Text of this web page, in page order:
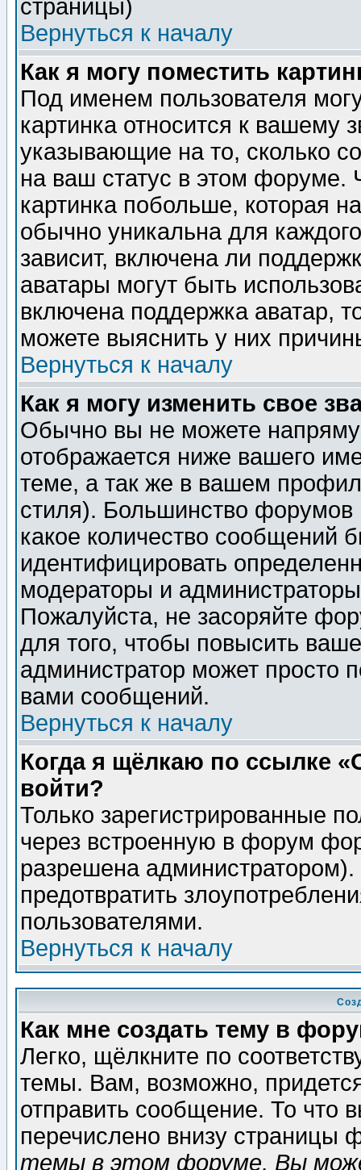
страницы)
Вернуться к началу
Как я могу поместить
Под именем пользователя
картинка относится к вашему
указывающие на то, сколько
на ваш статус в этом форуме.
картинка побольше, которая
обычно уникальна для
зависит, включена ли
аватары могут быть
включена поддержка аватар,
можете выяснить у них
Вернуться к началу
Как я могу изменить свое
Обычно вы не можете
отображается ниже вашего
теме, а так же в вашем
стиля). Большинство форумов
какое количество сообщений
идентифицировать
модераторы и
Пожалуйста, не засоряйте
для того, чтобы повысить
администратор может просто
вами сообщений.
Вернуться к началу
Когда я щёлкаю по ссылке
войти?
Только зарегистрированные
через встроенную в форум
разрешена
предотвратить
пользователями.
Вернуться к началу
Как мне создать тему в
Легко, щёлкните по
темы. Вам, возможно,
отправить сообщение. То что
перечислено внизу страницы
темы в этом форуме, Вы